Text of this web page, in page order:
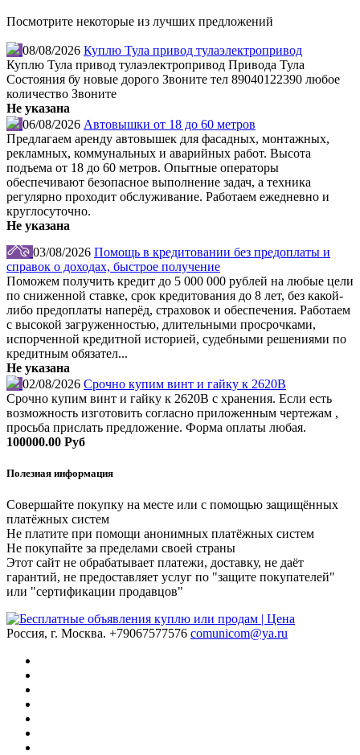
Посмотрите некоторые из лучших предложений
08/08/2026 Куплю Тула привод тулаэлектропривод
Куплю Тула привод тулаэлектропривод Привода Тула
Состояния бу новые дорого Звоните тел 89040122390 любое
количество Звоните
Не указана
06/08/2026 Автовышки от 18 до 60 метров
Предлагаем аренду автовышек для фасадных, монтажных,
рекламных, коммунальных и аварийных работ. Высота
подъема от 18 до 60 метров. Опытные операторы
обеспечивают безопасное выполнение задач, а техника
регулярно проходит обслуживание. Работаем ежедневно и
круглосуточно.
Не указана
03/08/2026 Помощь в кредитовании без предоплаты и
справок о доходах, быстрое получение
Поможем получить кредит до 5 000 000 рублей на любые цели
по сниженной ставке, срок кредитования до 8 лет, без какой-
либо предоплаты наперёд, страховок и обеспечения. Работаем
с высокой загруженностью, длительными просрочками,
испорченной кредитной историей, судебными решениями по
кредитным обязател...
Не указана
02/08/2026 Срочно купим винт и гайку к 2620В
Срочно купим винт и гайку к 2620В с хранения. Если есть
возможность изготовить согласно приложенным чертежам ,
просьба прислать предложение. Форма оплаты любая.
100000.00 Руб
Полезная информация
Совершайте покупку на месте или с помощью защищённых
платёжных систем
Не платите при помощи анонимных платёжных систем
Не покупайте за пределами своей страны
Этот сайт не обрабатывает платежи, доставку, не даёт
гарантий, не предоставляет услуг по "защите покупателей"
или "сертификации продавцов"
Россия, г. Москва. +79067577576 comunicom@ya.ru